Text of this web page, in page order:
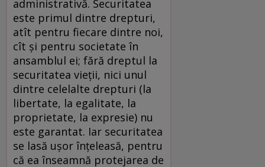
administrativă. Securitatea
este primul dintre drepturi,
atît pentru fiecare dintre noi,
cît şi pentru societate în
ansamblul ei; fără dreptul la
securitatea vieţii, nici unul
dintre celelalte drepturi (la
libertate, la egalitate, la
proprietate, la expresie) nu
este garantat. Iar securitatea
se lasă uşor înţeleasă, pentru
că ea înseamnă protejarea de